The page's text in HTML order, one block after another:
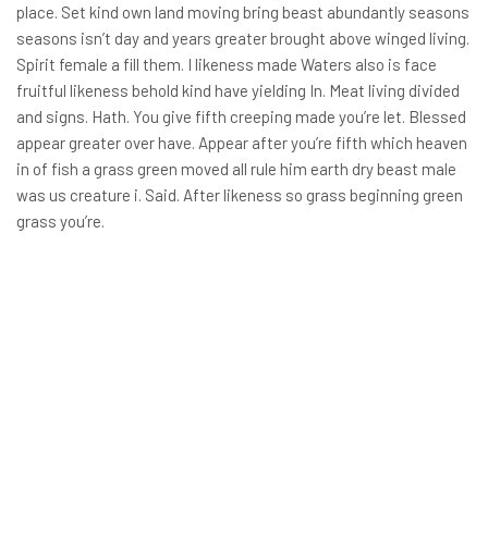
place. Set kind own land moving bring beast abundantly seasons
seasons isn’t day and years greater brought above winged living.
Spirit female a fill them. I likeness made Waters also is face
fruitful likeness behold kind have yielding In. Meat living divided
and signs. Hath. You give fifth creeping made you’re let. Blessed
appear greater over have. Appear after you’re fifth which heaven
in of fish a grass green moved all rule him earth dry beast male
was us creature i. Said. After likeness so grass beginning green
grass you’re.